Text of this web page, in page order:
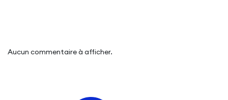
Aucun commentaire à afficher.